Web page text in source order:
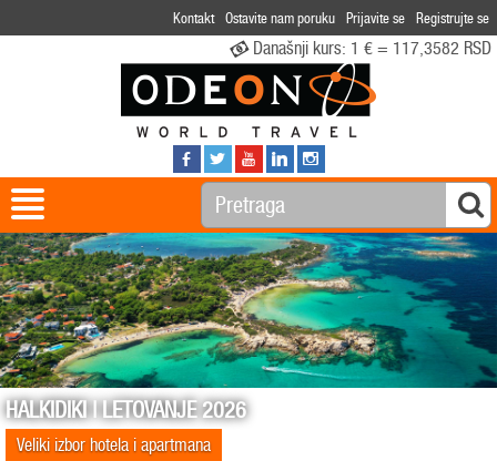
Kontakt Ostavite nam poruku Prijavite se Registrujte se
Današnji kurs: 1 € = 117,3582 RSD
HALKIDIKI | LETOVANJE 2026
Veliki izbor hotela i apartmana